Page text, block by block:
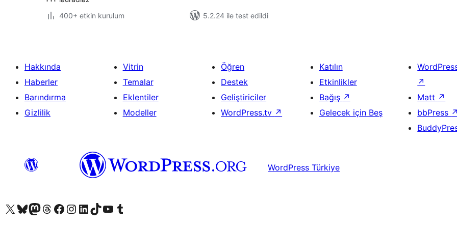
400+ etkin kurulum
5.2.24 ile test edildi
Hakkında
Haberler
Barındırma
Gizlilik
Vitrin
Temalar
Eklentiler
Modeller
Öğren
Destek
Geliştiriciler
WordPress.tv ↗
Katılın
Etkinlikler
Bağış ↗
Gelecek için Beş
↗
Matt ↗
bbPress ↗
WordPress Türkiye
X (eski Twitter) hesabımıza bakın
Bluesky hesabımızı ziyaret edinMastodon hesabımızı ziyaret edinThreads hesabımızı ziyaret edinFacebook sayfamızı ziyaret edinInstagram hesabımızı ziyaret edinLinkedIn hesabımızı ziyaret edinTikTok hesabımızı ziyaret edinYouTube kanalımızı ziyaret edinTumblr hesabımızı ziyaret edin